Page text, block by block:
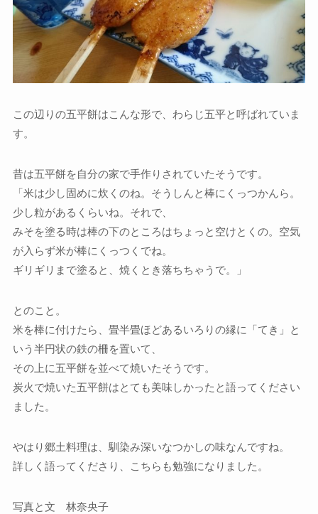
この辺りの五平餅はこんな形で、わらじ五平と呼ばれていま
す。
昔は五平餅を自分の家で手作りされていたそうです。
「米は少し固めに炊くのね。そうしんと棒にくっつかんら。
少し粒があるくらいね。それで、
みそを塗る時は棒の下のところはちょっと空けとくの。空気
が入らず米が棒にくっつくでね。
ギリギリまで塗ると、焼くとき落ちちゃうで。」
とのこと。
米を棒に付けたら、畳半畳ほどあるいろりの縁に「てき」と
いう半円状の鉄の柵を置いて、
その上に五平餅を並べて焼いたそうです。
炭火で焼いた五平餅はとても美味しかったと語ってください
ました。
やはり郷土料理は、馴染み深いなつかしの味なんですね。
詳しく語ってくださり、こちらも勉強になりました。
写真と文 林奈央子